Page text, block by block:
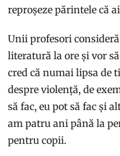
reproșeze părintele că
Unii profesori
literatură la ore și vor
cred că numai lipsa de
despre violență, de
să fac, eu pot să fac și
am patru ani până la
pentru copii.